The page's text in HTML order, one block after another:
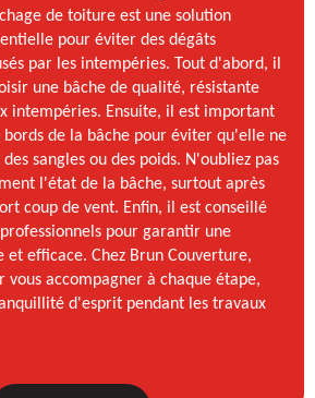
de toiture est une solution
pour éviter des dégâts
par les intempéries. Tout d'abord, il
une bâche de qualité, résistante
intempéries. Ensuite, il est important
bords de la bâche pour éviter qu'elle ne
sangles ou des poids. N'oubliez pas
l'état de la bâche, surtout après
coup de vent. Enfin, il est conseillé
pour garantir une
et efficace. Chez Brun Couverture,
vous accompagner à chaque étape,
d'esprit pendant les travaux